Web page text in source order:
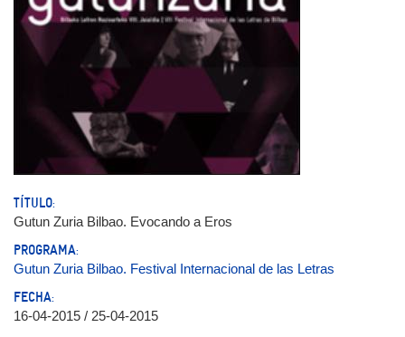
TÍTULO:
Gutun Zuria Bilbao. Evocando a Eros
PROGRAMA:
Gutun Zuria Bilbao. Festival Internacional de las Letras
FECHA:
16-04-2015 / 25-04-2015